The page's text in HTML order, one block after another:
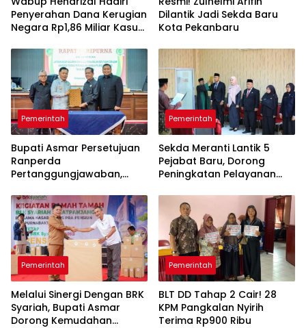
Penyerahan Dana Kerugian
Negara Rp1,86 Miliar Kasus
Dilantik Jadi Sekda Baru
Kota Pekanbaru
Pemerintah
Bupati Asmar Persetujuan
Ranperda
Pertanggungjawaban,
Pemkab dan DPRD
Pemerintah
Sekda Meranti Lantik 5
Pejabat Baru, Dorong
Peningkatan Pelayanan
Pemerintah
Melalui Sinergi Dengan BRK
Syariah, Bupati Asmar
Dorong Kemudahan
Pemerintah
BLT DD Tahap 2 Cair! 28
KPM Pangkalan Nyirih
Terima Rp900 Ribu